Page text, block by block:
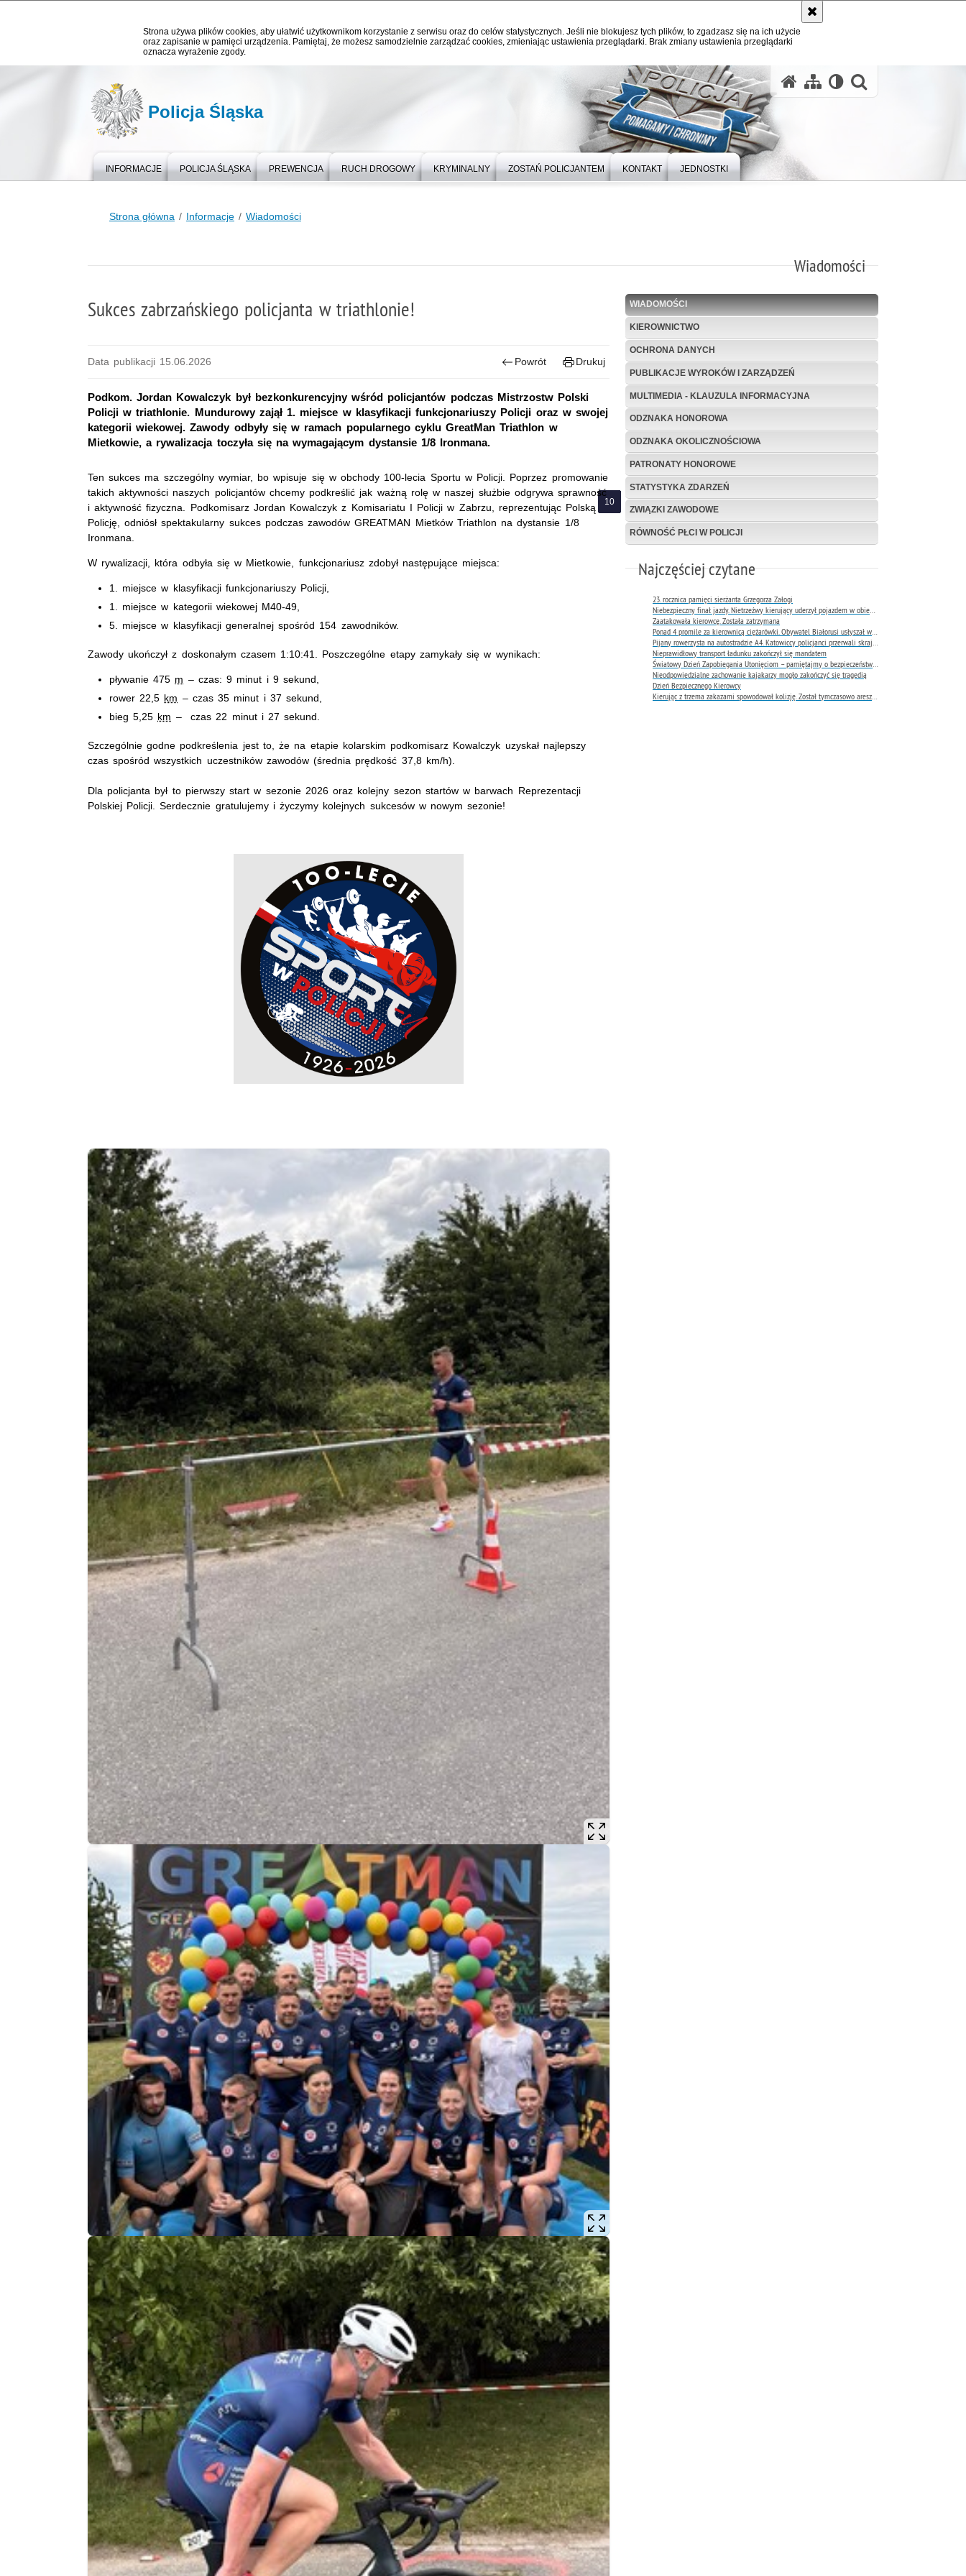
Strona używa plików cookies, aby ułatwić użytkownikom korzystanie z serwisu oraz do celów statystycznych. Jeśli nie blokujesz tych plików, to zgadzasz się na ich użycie
oraz zapisanie w pamięci urządzenia. Pamiętaj, że możesz samodzielnie zarządzać cookies, zmieniając ustawienia przeglądarki. Brak zmiany ustawienia przeglądarki
oznacza wyrażenie zgody.
Policja Śląska
INFORMACJE POLICJA ŚLĄSKA PREWENCJA RUCH DROGOWY KRYMINALNY ZOSTAŃ POLICJANTEM KONTAKT JEDNOSTKI
Strona główna Informacje Wiadomości
Wiadomości
WIADOMOŚCI
KIEROWNICTWO
OCHRONA DANYCH
PUBLIKACJE WYROKÓW I ZARZĄDZEŃ
MULTIMEDIA - KLAUZULA INFORMACYJNA
ODZNAKA HONOROWA
ODZNAKA OKOLICZNOŚCIOWA
PATRONATY HONOROWE
STATYSTYKA ZDARZEŃ
ZWIĄZKI ZAWODOWE
RÓWNOŚĆ PŁCI W POLICJI
Najczęściej czytane
23. rocznica pamięci sierżanta Grzegorza Załogi
Zaatakowała kierowcę. Została zatrzymana
Nieprawidłowy transport ładunku zakończył się mandatem
Nieodpowiedzialne zachowanie kajakarzy mogło zakończyć się tragedią
Dzień Bezpiecznego Kierowcy
Sukces zabrzańskiego policjanta w triathlonie!
Data publikacji 15.06.2026 Powrót Drukuj
Podkom. Jordan Kowalczyk był bezkonkurencyjny wśród policjantów podczas Mistrzostw Polski
Policji w triathlonie. Mundurowy zajął 1. miejsce w klasyfikacji funkcjonariuszy Policji oraz w swojej
kategorii wiekowej. Zawody odbyły się w ramach popularnego cyklu GreatMan Triathlon w
Mietkowie, a rywalizacja toczyła się na wymagającym dystansie 1/8 Ironmana.
Ten sukces ma szczególny wymiar, bo wpisuje się w obchody 100-lecia Sportu w Policji. Poprzez promowanie
takich aktywności naszych policjantów chcemy podkreślić jak ważną rolę w naszej służbie odgrywa sprawność
i aktywność fizyczna. Podkomisarz Jordan Kowalczyk z Komisariatu I Policji w Zabrzu, reprezentując Polską
Policję, odniósł spektakularny sukces podczas zawodów GREATMAN Mietków Triathlon na dystansie 1/8
Ironmana.
W rywalizacji, która odbyła się w Mietkowie, funkcjonariusz zdobył następujące miejsca:
1. miejsce w klasyfikacji funkcjonariuszy Policji,
1. miejsce w kategorii wiekowej M40-49,
5. miejsce w klasyfikacji generalnej spośród 154 zawodników.
Zawody ukończył z doskonałym czasem 1:10:41. Poszczególne etapy zamykały się w wynikach:
pływanie 475 m – czas: 9 minut i 9 sekund,
rower 22,5 km – czas 35 minut i 37 sekund,
bieg 5,25 km – czas 22 minut i 27 sekund.
Szczególnie godne podkreślenia jest to, że na etapie kolarskim podkomisarz Kowalczyk uzyskał najlepszy
czas spośród wszystkich uczestników zawodów (średnia prędkość 37,8 km/h).
Dla policjanta był to pierwszy start w sezonie 2026 oraz kolejny sezon startów w barwach Reprezentacji
Polskiej Policji. Serdecznie gratulujemy i życzymy kolejnych sukcesów w nowym sezonie!